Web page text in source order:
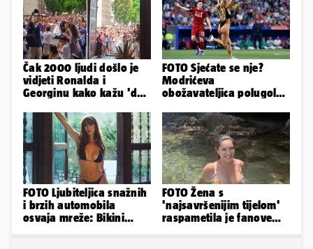
Čak 2000 ljudi došlo je
vidjeti Ronalda i
Georginu kako kažu 'da'.
Nicole!
FOTO Sjećate se nje?
Modrićeva
obožavateljica polugola
što radi danas
FOTO Ljubiteljica snažnih
i brzih automobila
osvaja mreže: Bikini
FOTO Žena s
'najsavršenijim tijelom'
raspametila je fanove